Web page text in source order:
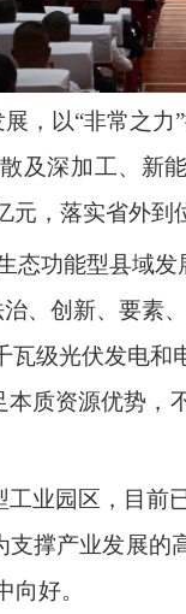
，以“非常之
及深加工、新
，落实省外到
态功能型县域
、创新、要素
瓦级光伏发电
质资源优势
业园区，目
撑产业发展
好。